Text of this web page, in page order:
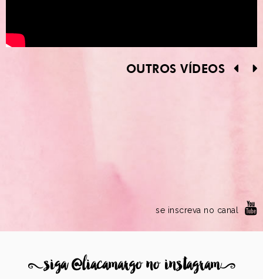
OUTROS VÍDEOS
se inscreva no canal
8siga @liacamargo no instagram9